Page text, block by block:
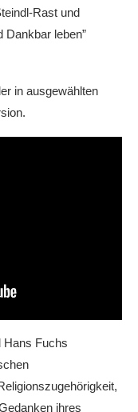
Rast und
Dankbar leben”
in ausgewählten
Hans Fuchs
ihres